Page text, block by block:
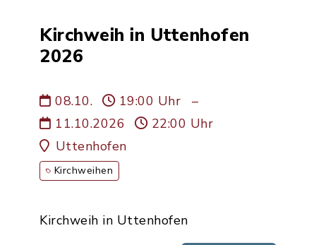
Kirchweih in Uttenhofen
2026
08.10. 19:00 Uhr
–
11.10.2026
22:00 Uhr
Uttenhofen
Kirchweihen
Kirchweih in Uttenhofen